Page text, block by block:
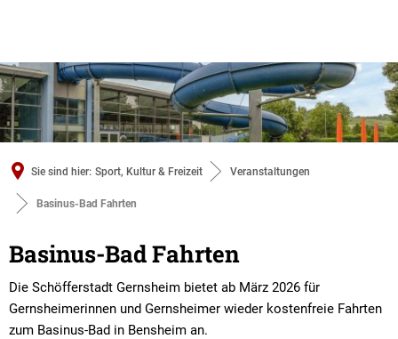
Sie sind hier: Sport, Kultur & Freizeit Veranstaltungen
Basinus-Bad Fahrten
Basinus-
Bad
Fahrten
Basinus-Bad Fahrten
Die Schöfferstadt Gernsheim bietet ab März 2026 für
Gernsheimerinnen und Gernsheimer wieder kostenfreie Fahrten
zum Basinus-Bad in Bensheim an.